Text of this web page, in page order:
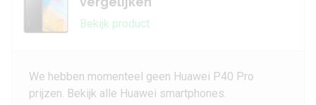
Bekijk product
We hebben momenteel geen Huawei P40 Pro
prijzen. Bekijk alle Huawei smartphones.